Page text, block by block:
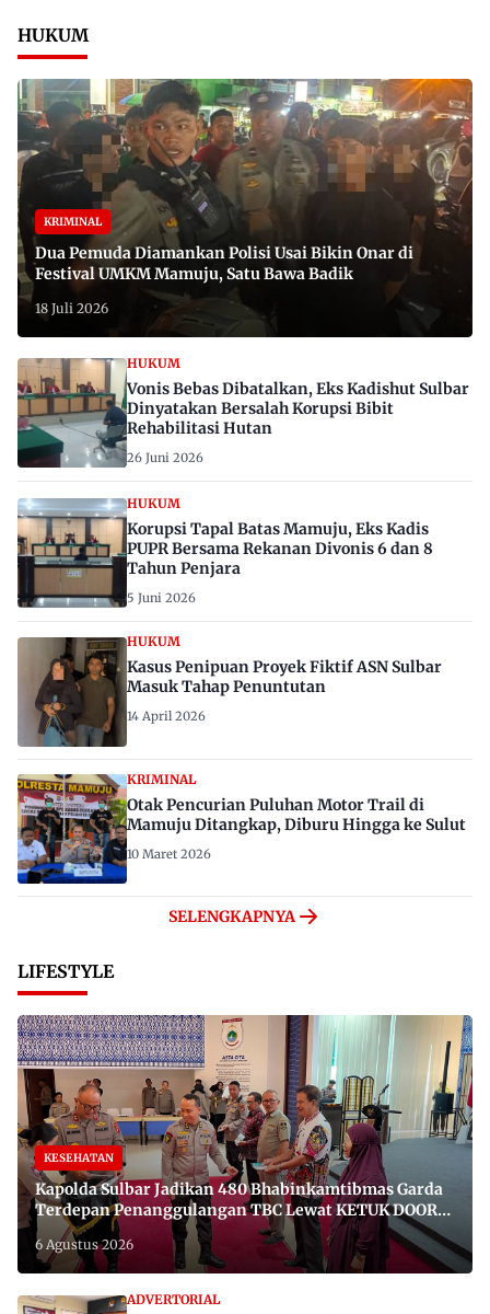
HUKUM
KRIMINAL
Dua Pemuda Diamankan Polisi Usai Bikin Onar di
Festival UMKM Mamuju, Satu Bawa Badik
18 Juli 2026
HUKUM
Vonis Bebas Dibatalkan, Eks Kadishut Sulbar
Dinyatakan Bersalah Korupsi Bibit
Rehabilitasi Hutan
26 Juni 2026
HUKUM
Korupsi Tapal Batas Mamuju, Eks Kadis
PUPR Bersama Rekanan Divonis 6 dan 8
Tahun Penjara
5 Juni 2026
HUKUM
Kasus Penipuan Proyek Fiktif ASN Sulbar
Masuk Tahap Penuntutan
14 April 2026
KRIMINAL
Otak Pencurian Puluhan Motor Trail di
Mamuju Ditangkap, Diburu Hingga ke Sulut
10 Maret 2026
SELENGKAPNYA
LIFESTYLE
KESEHATAN
Kapolda Sulbar Jadikan 480 Bhabinkamtibmas Garda
Terdepan Penanggulangan TBC Lewat KETUK DOORS
di 650 Desa
6 Agustus 2026
ADVERTORIAL